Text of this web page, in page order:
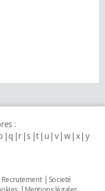
:
q r s t u v w x y
Recrutement
Societé